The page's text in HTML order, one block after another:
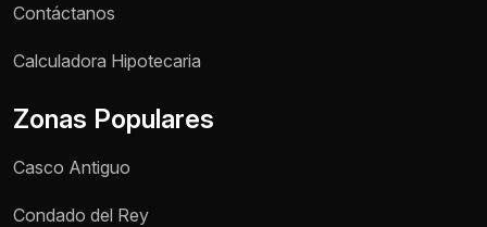
Teléfono / WhatsApp *
Contáctanos
Calculadora Hipotecaria
Zonas Populares
Casco Antiguo
Condado del Rey